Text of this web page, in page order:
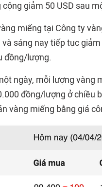
giảm 50 USD sau
miếng tại Công ty
và sáng nay tiếp tục
đồng/lượng.
ngày, mỗi lượng vàng
đồng/lượng ở chiều
vàng miếng bằng giá